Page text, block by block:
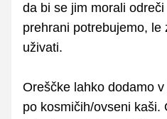
da bi se jim morali
prehrani potrebujemo, le
uživati.
Oreščke lahko dodamo
po kosmičih/ovseni kaši.